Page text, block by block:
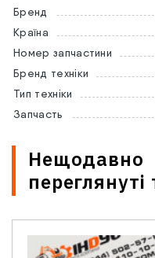
Бренд
Країна
Номер запчастини
Бренд техніки
Тип техніки
Запчасть
Нещодавно
переглянуті